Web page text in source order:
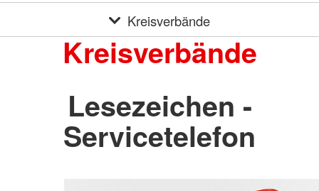
Kreisverbände
Kreisverbände
Lesezeichen -
Servicetelefon